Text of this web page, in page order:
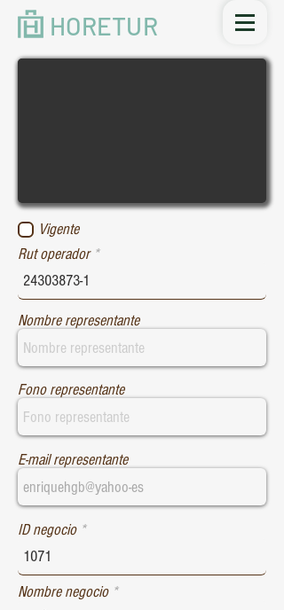
HORETUR
Vigente
Rut operador
Nombre representante
Fono representante
E-mail representante
ID negocio
Nombre negocio